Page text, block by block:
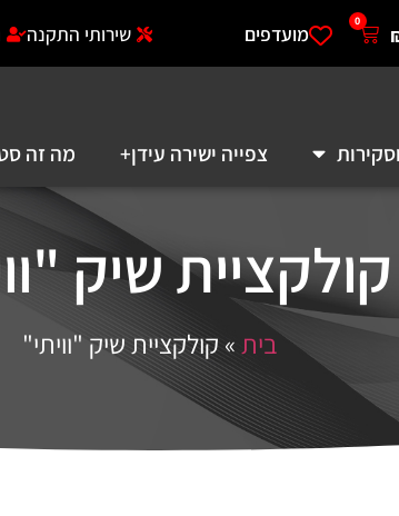
0
מועדפים שירותי התקנה
צפייה ישירה עידן+ מה זה
קולקציית שיק
בית» קולקציית שיק "וויתי"